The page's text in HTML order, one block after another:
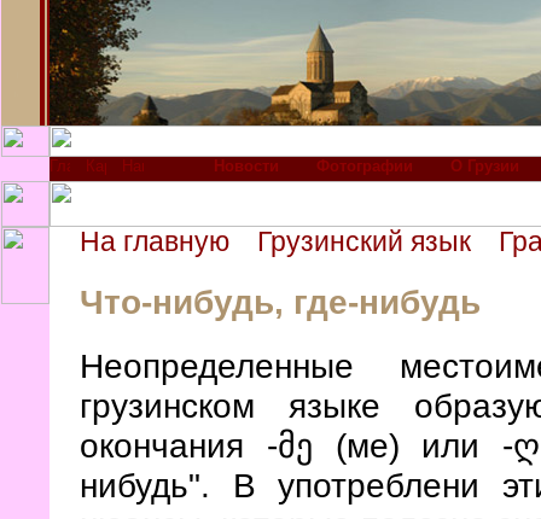
Новости Фотографии О Грузии
На главную Грузинский язык
Что-нибудь, где-нибудь
Неопределенные
грузинском языке
окончания -მე (ме) или -
нибудь". В употреблени